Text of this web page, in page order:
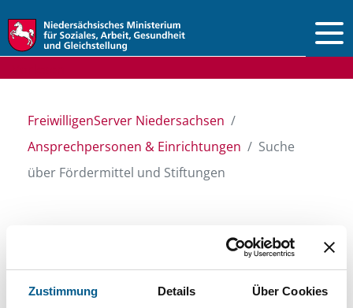
Zustimmung Details Über Cookies
FreiwilligenServer Niedersachsen
Ansprechpersonen & Einrichtungen
Suche
über Fördermittel und Stiftungen
Suche über Stiftungen
und Fördermittel